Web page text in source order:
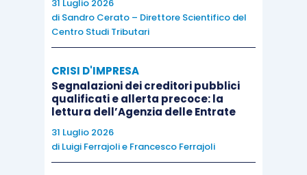
applicare anche alleviolazioni commesse prima
Un altro aspetto di grande interesse è quello
relativo all’ambito soggettivodella disciplina.
Qui una novità importante è rappresentata
dall’obbligo di dichiarazione anche per i soggetti
31 Luglio 2026
di Sandro Cerato – Direttore Scientifico del
Centro Studi Tributari
CRISI D'IMPRESA
Segnalazioni dei creditori pubblici
qualificati e allerta precoce: la
lettura dell’Agenzia delle Entrate
31 Luglio 2026
di Luigi Ferrajolie Francesco Ferrajoli